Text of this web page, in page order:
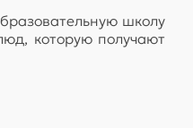
школу
которую получают